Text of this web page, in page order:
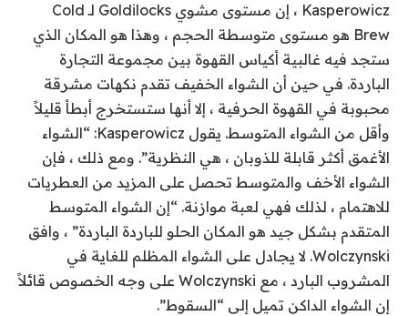
Kasperowicz ، إن مستوى مشوي Goldilocks لـ Cold
Brew هو مستوى متوسطة الحجم ، وهذا هو المكان الذي
ستجد فيه غالبية أكياس القهوة بين مجموعة التجارة
الباردة. في حين أن الشواء الخفيف تقدم نكهات مشرقة
محبوبة في القهوة الحرفية ، إلا أنها ستستخرج أبطأ قليلاً
وأقل من الشواء المتوسط. يقول Kasperowicz: “الشواء
الأغمق أكثر قابلة للذوبان ، هي النظرية”. ومع ذلك ، فإن
الشواء الأخف والمتوسط ​​تحصل على المزيد من العطريات
للاهتمام ، لذلك فهي لعبة موازنة. “إن الشواء المتوسط ​​
المتقدم بشكل جيد هو المكان الحلو للباردة الباردة” ، وافق
Wolczynski. لا يجادل على الشواء المظلم للغاية في
المشروب البارد ، مع Wolczynski على وجه الخصوص قائلاً
إن الشواء الداكن تميل إلى “السقوط”.